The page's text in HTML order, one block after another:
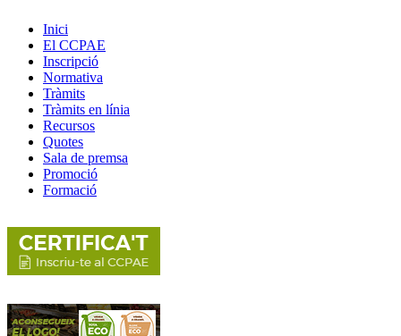
Inici
El CCPAE
Inscripció
Normativa
Tràmits
Tràmits en línia
Recursos
Quotes
Sala de premsa
Promoció
Formació